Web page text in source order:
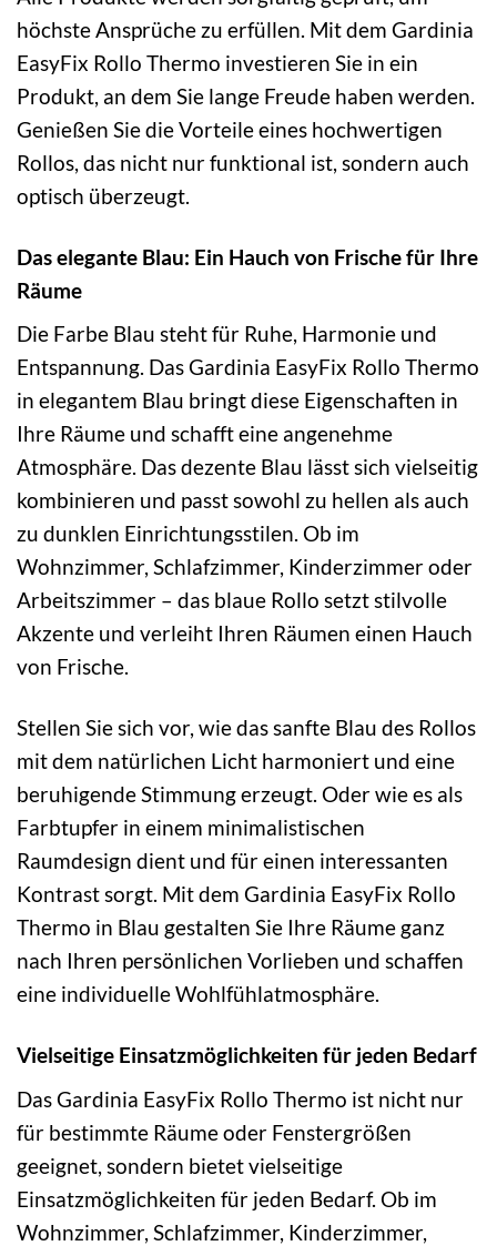
höchste Ansprüche zu erfüllen. Mit dem Gardinia
EasyFix Rollo Thermo investieren Sie in ein
Produkt, an dem Sie lange Freude haben werden.
Genießen Sie die Vorteile eines hochwertigen
Rollos, das nicht nur funktional ist, sondern auch
optisch überzeugt.
Das elegante Blau: Ein Hauch von Frische für Ihre
Räume
Die Farbe Blau steht für Ruhe, Harmonie und
Entspannung. Das Gardinia EasyFix Rollo Thermo
in elegantem Blau bringt diese Eigenschaften in
Ihre Räume und schafft eine angenehme
Atmosphäre. Das dezente Blau lässt sich vielseitig
kombinieren und passt sowohl zu hellen als auch
zu dunklen Einrichtungsstilen. Ob im
Wohnzimmer, Schlafzimmer, Kinderzimmer oder
Arbeitszimmer – das blaue Rollo setzt stilvolle
Akzente und verleiht Ihren Räumen einen Hauch
von Frische.
Stellen Sie sich vor, wie das sanfte Blau des Rollos
mit dem natürlichen Licht harmoniert und eine
beruhigende Stimmung erzeugt. Oder wie es als
Farbtupfer in einem minimalistischen
Raumdesign dient und für einen interessanten
Kontrast sorgt. Mit dem Gardinia EasyFix Rollo
Thermo in Blau gestalten Sie Ihre Räume ganz
nach Ihren persönlichen Vorlieben und schaffen
eine individuelle Wohlfühlatmosphäre.
Vielseitige Einsatzmöglichkeiten für jeden Bedarf
Das Gardinia EasyFix Rollo Thermo ist nicht nur
für bestimmte Räume oder Fenstergrößen
geeignet, sondern bietet vielseitige
Einsatzmöglichkeiten für jeden Bedarf. Ob im
Wohnzimmer, Schlafzimmer, Kinderzimmer,